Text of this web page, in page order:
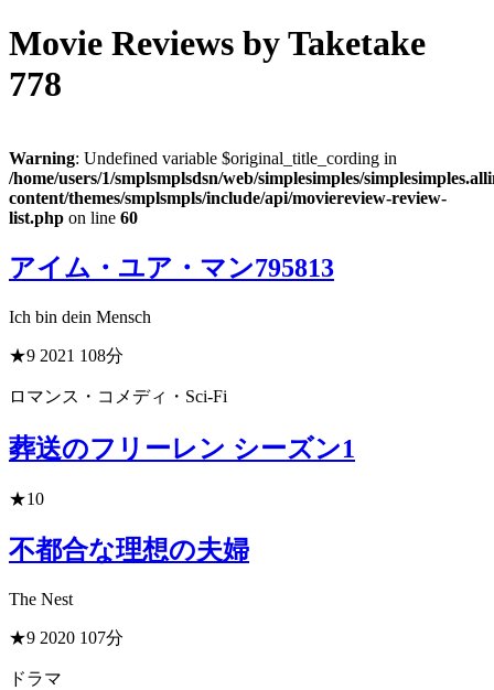
Movie Reviews by Taketake
778
Warning: Undefined variable $original_title_cording in
/home/users/1/smplsmplsdsn/web/simplesimples/
content/themes/smplsmpls/include/api/moviereview-review-
list.php on line 60
アイム・ユア・マン795813
Ich bin dein Mensch
★9 2021 108分
ロマンス・コメディ・Sci-Fi
葬送のフリーレン シーズン1
★10
不都合な理想の夫婦
The Nest
★9 2020 107分
ドラマ